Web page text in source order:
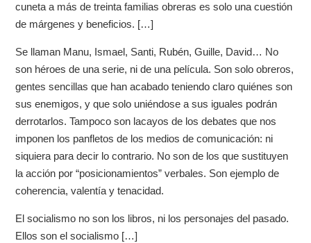
cuneta a más de treinta familias obreras es solo una cuestión
de márgenes y beneficios. […]
Se llaman Manu, Ismael, Santi, Rubén, Guille, David… No
son héroes de una serie, ni de una película. Son solo obreros,
gentes sencillas que han acabado teniendo claro quiénes son
sus enemigos, y que solo uniéndose a sus iguales podrán
derrotarlos. Tampoco son lacayos de los debates que nos
imponen los panfletos de los medios de comunicación: ni
siquiera para decir lo contrario. No son de los que sustituyen
la acción por “posicionamientos” verbales. Son ejemplo de
coherencia, valentía y tenacidad.
El socialismo no son los libros, ni los personajes del pasado.
Ellos son el socialismo […]